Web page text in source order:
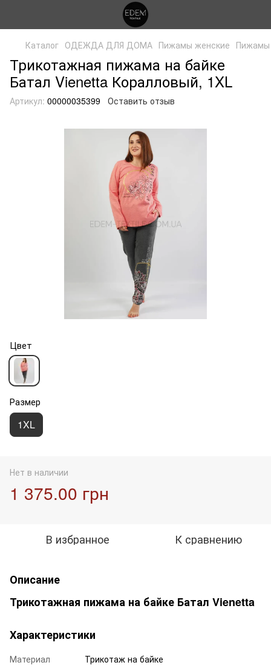
Каталог ОДЕЖДА ДЛЯ ДОМА Пижамы женские Пижамы
Трикотажная пижама на байке
Батал Vienetta Коралловый, 1XL
Артикул: 00000035399 Оставить отзыв
Цвет
Размер
1XL
Нет в наличии
1 375.00 грн
В избранное К сравнению
Описание
Трикотажная пижама на байке Батал Vienetta
Характеристики
Материал
Трикотаж на байке